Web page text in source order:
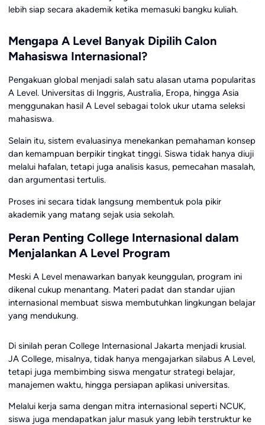
lebih siap secara akademik ketika memasuki bangku kuliah.
Mengapa A Level Banyak Dipilih Calon
Mahasiswa Internasional?
Pengakuan global menjadi salah satu alasan utama popularitas
A Level. Universitas di Inggris, Australia, Eropa, hingga Asia
menggunakan hasil A Level sebagai tolok ukur utama seleksi
mahasiswa.
Selain itu, sistem evaluasinya menekankan pemahaman konsep
dan kemampuan berpikir tingkat tinggi. Siswa tidak hanya diuji
melalui hafalan, tetapi juga analisis kasus, pemecahan masalah,
dan argumentasi tertulis.
Proses ini secara tidak langsung membentuk pola pikir
akademik yang matang sejak usia sekolah.
Peran Penting College Internasional dalam
Menjalankan A Level Program
Meski A Level menawarkan banyak keunggulan, program ini
dikenal cukup menantang. Materi padat dan standar ujian
internasional membuat siswa membutuhkan lingkungan belajar
yang mendukung.
Di sinilah peran College Internasional Jakarta menjadi krusial.
JA College, misalnya, tidak hanya mengajarkan silabus A Level,
tetapi juga membimbing siswa mengatur strategi belajar,
manajemen waktu, hingga persiapan aplikasi universitas.
Melalui kerja sama dengan mitra internasional seperti NCUK,
siswa juga mendapatkan jalur masuk yang lebih terstruktur ke